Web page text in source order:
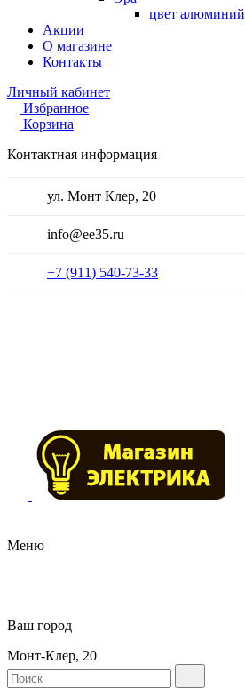
цвет алюминий
Акции
О магазине
Контакты
Личный кабинет
Избранное
Корзина
Контактная информация
ул. Монт Клер, 20
info@ee35.ru
+7 (911) 540-73-33
Меню
Ваш город
Монт-Клер, 20